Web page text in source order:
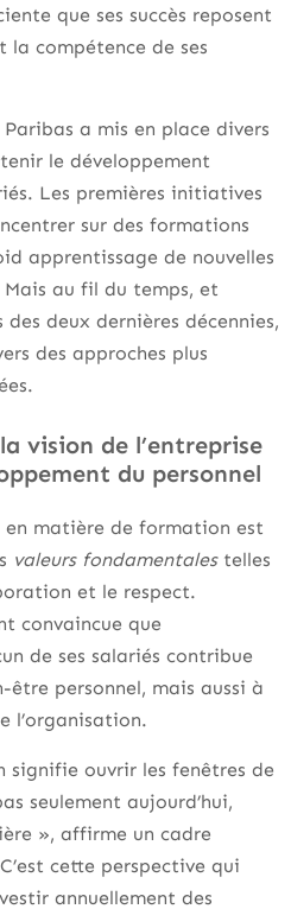
que ses succès reposent
compétence de ses
a mis en place divers
le développement
Les premières initiatives
sur des formations
apprentissage de nouvelles
au fil du temps, et
deux dernières décennies,
des approches plus
vision de l’entreprise
du personnel
en matière de formation est
valeurs fondamentalestelles
et le respect.
convaincue que
de ses salariés contribue
être personnel, mais aussi à
l’organisation.
signifie ouvrir les fenêtres de
seulement aujourd’hui,
», affirme un cadre
cette perspective qui
annuellement des